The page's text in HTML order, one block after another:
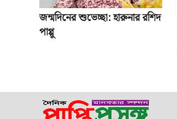
জন্মদিনের শুভেচ্ছা: হারুনার রশিদ
পাপ্পু